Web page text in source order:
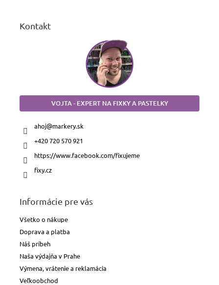
Kontakt
VOJTA - EXPERT NA FIXKY A PASTELKY
ahoj@markery.sk
+420 720 570 921
https://www.facebook.com/fixujeme
fixy.cz
Informácie pre vás
Všetko o nákupe
Doprava a platba
Náš príbeh
Naša výdajňa v Prahe
Výmena, vrátenie a reklamácia
Veľkoobchod